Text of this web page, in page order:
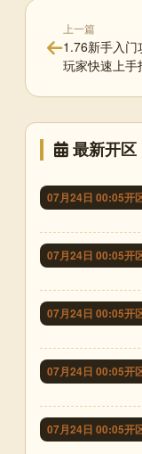
上一篇
1.76新手入门
玩家快速上手
最新开区
07月24日 00:05开
07月24日 00:05开
07月24日 00:05开
07月24日 00:05开
07月24日 00:05开